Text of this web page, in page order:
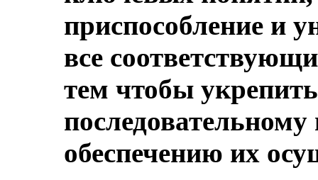
приспособление и
все
тем чтобы
обеспечению их